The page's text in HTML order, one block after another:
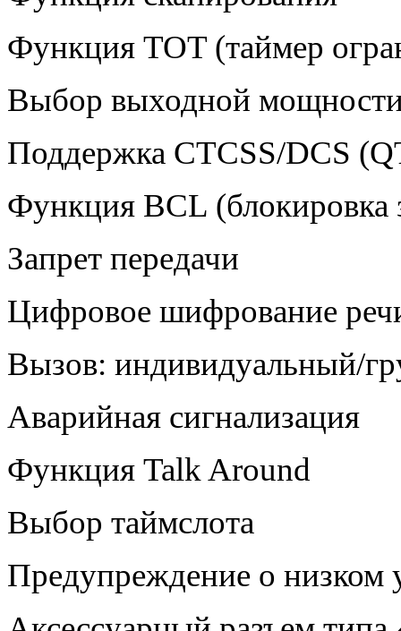
Функция TOT (таймер
Выбор выходной
Поддержка CTCSS/DCS
Функция BCL (блокировка
Запрет передачи
Цифровое шифрование
Вызов: индивидуальный/
Аварийная сигнализация
Функция Talk Around
Выбор таймслота
Предупреждение о низком